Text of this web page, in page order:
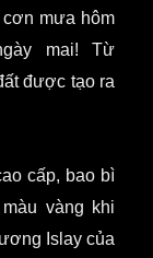
mưa hôm
mai! Từ
được tạo ra
cấp, bao bì
vàng khi
Islay của